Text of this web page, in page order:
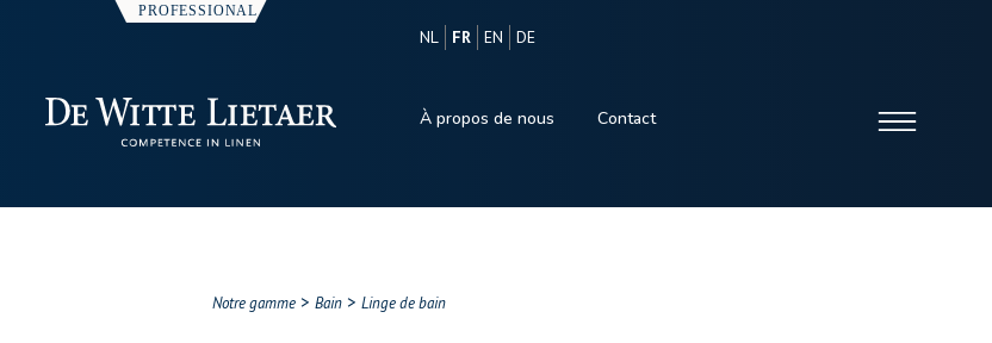
NL FR EN DE
À propos de nous Contact
Notre gamme> Bain> Linge de bain